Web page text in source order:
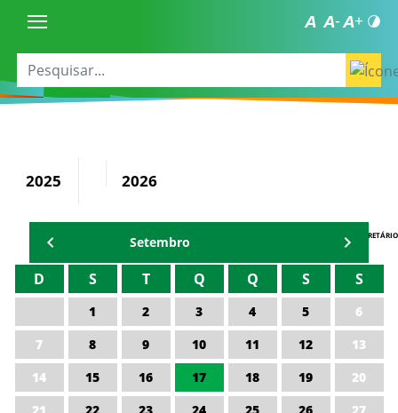
2025 2026
AGENDA DO SECRETÁRIO
Setembro
D S T Q Q S S
1 2 3 4 5
6
7
8 9 10 11 12
13
14
15 16 17 18 19
20